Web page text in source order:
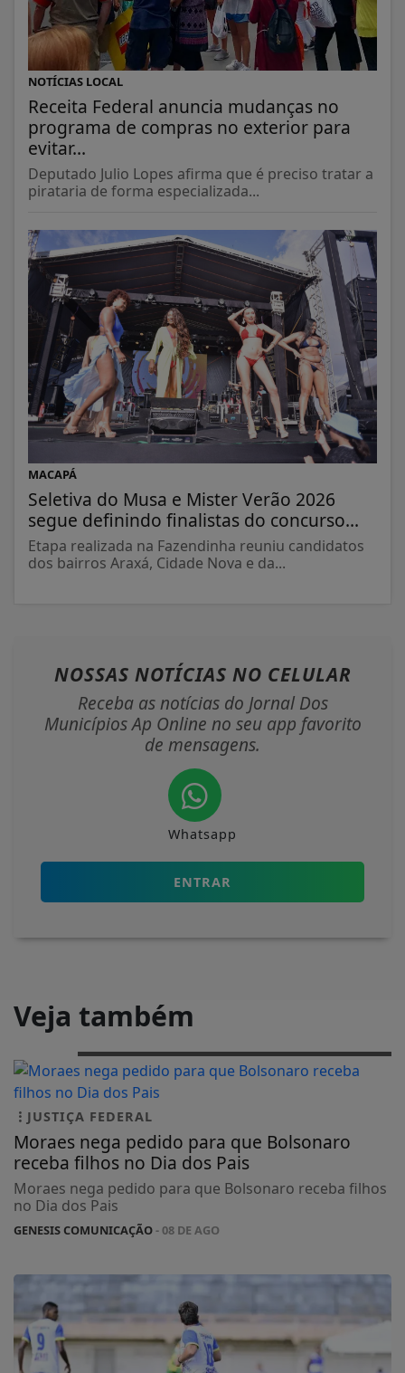
NOTÍCIAS LOCAL
Receita Federal anuncia mudanças no
programa de compras no exterior para
evitar...
Deputado Julio Lopes afirma que é preciso tratar a
pirataria de forma especializada...
MACAPÁ
Seletiva do Musa e Mister Verão 2026
segue definindo finalistas do concurso...
Etapa realizada na Fazendinha reuniu candidatos
dos bairros Araxá, Cidade Nova e da...
NOSSAS NOTÍCIAS NO CELULAR
Receba as notícias do Jornal Dos
Municípios Ap Online no seu app favorito
de mensagens.
Whatsapp
ENTRAR
Veja também
JUSTIÇA FEDERAL
Moraes nega pedido para que Bolsonaro
receba filhos no Dia dos Pais
Moraes nega pedido para que Bolsonaro receba filhos
no Dia dos Pais
GENESIS COMUNICAÇÃO- 08 DE AGO